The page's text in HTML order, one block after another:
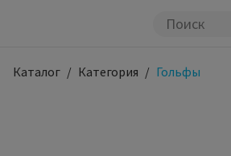
Каталог Категория Гольфы